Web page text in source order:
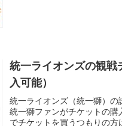
統一ライオンズの観戦
入可能）
統一ライオンズ（統一獅）
統一獅ファンがチケットの
でチケットを買うつもりの